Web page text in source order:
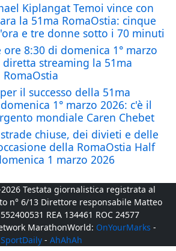
Kiplangat Temoi vince con
la 51ma RomaOstia: cinque
e tre donne sotto i 70 minuti
8:30 di domenica 1° marzo
streaming la 51ma
il successo della 51ma
1° marzo 2026: c'è il
mondiale Caren Chebet
chiuse, dei divieti e delle
della RomaOstia Half
1 marzo 2026
Testata giornalistica registrata al
n° 6/13 Direttore responsabile Matteo
REA 134461 ROC 24577
MarathonWorld: OnYourMarks -
SportDaily - AhAhAh